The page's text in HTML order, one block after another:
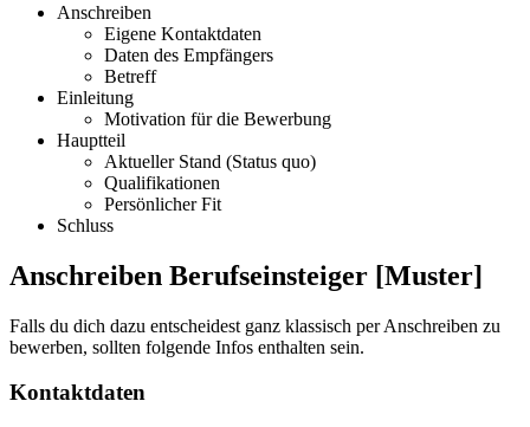
Anschreiben
Eigene Kontaktdaten
Daten des Empfängers
Betreff
Einleitung
Motivation für die Bewerbung
Hauptteil
Aktueller Stand (Status quo)
Qualifikationen
Persönlicher Fit
Schluss
Anschreiben Berufseinsteiger [Muster]
Falls du dich dazu entscheidest ganz klassisch per Anschreiben zu
bewerben, sollten folgende Infos enthalten sein.
Kontaktdaten